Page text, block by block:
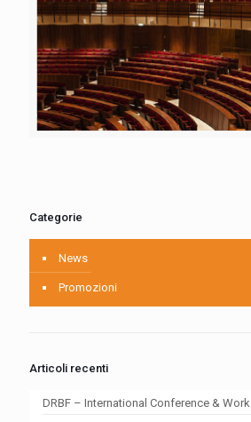
Categorie
News
Promozioni
Articoli recenti
DRBF – International Conference &